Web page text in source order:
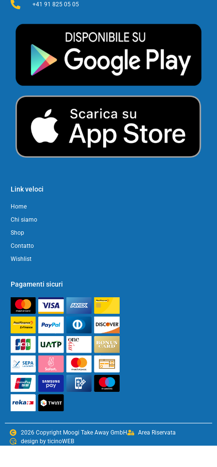
+41 91 825 05 05
Link veloci
Home
Chi siamo
Shop
Contatto
Wishlist
Pagamenti sicuri
2026 Copyright Moogi Take Away GmbH
Area Riservata
design by ticinoWEB